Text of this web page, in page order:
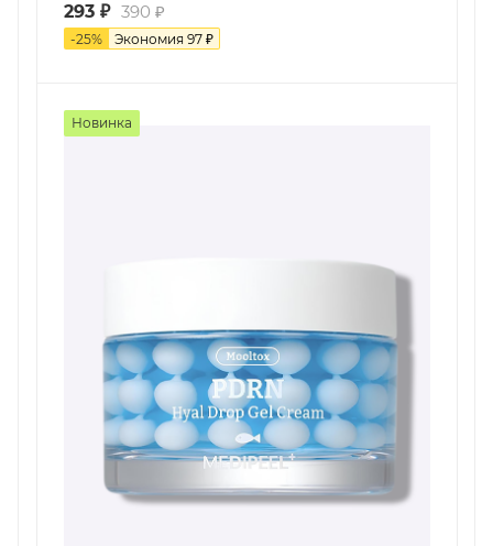
293 ₽ 390 ₽
-25% Экономия 97 ₽
Новинка